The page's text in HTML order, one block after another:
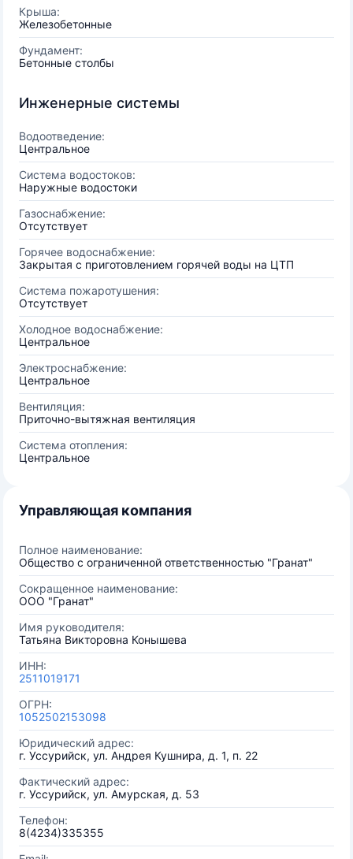
Крыша:
Железобетонные
Фундамент:
Бетонные столбы
Инженерные системы
Водоотведение:
Центральное
Система водостоков:
Наружные водостоки
Газоснабжение:
Отсутствует
Горячее водоснабжение:
Закрытая с приготовлением горячей воды на ЦТП
Система пожаротушения:
Отсутствует
Холодное водоснабжение:
Центральное
Электроснабжение:
Центральное
Вентиляция:
Приточно-вытяжная вентиляция
Система отопления:
Центральное
Управляющая компания
Полное наименование:
Общество с ограниченной ответственностью "Гранат"
Сокращенное наименование:
ООО "Гранат"
Имя руководителя:
Татьяна Викторовна Конышева
ИНН:
2511019171
ОГРН:
1052502153098
Юридический адрес:
г. Уссурийск, ул. Андрея Кушнира, д. 1, п. 22
Фактический адрес:
г. Уссурийск, ул. Амурская, д. 53
Телефон:
8(4234)335355